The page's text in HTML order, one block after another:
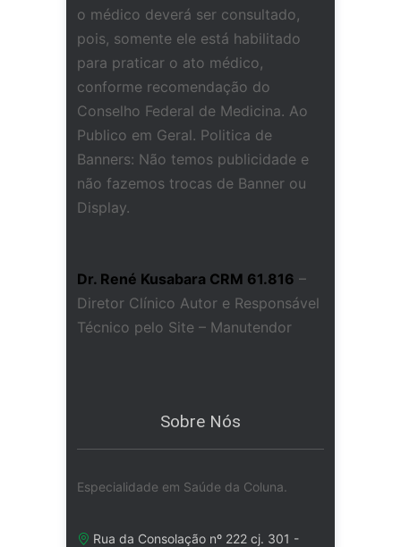
o médico deverá ser consultado,
pois, somente ele está habilitado
para praticar o ato médico,
conforme recomendação do
Conselho Federal de Medicina. Ao
Publico em Geral. Politica de
Banners: Não temos publicidade e
não fazemos trocas de Banner ou
Display.
Dr. René Kusabara CRM 61.816 –
Diretor Clínico Autor e Responsável
Técnico pelo Site – Manutendor
Sobre Nós
Especialidade em Saúde da Coluna.
Rua da Consolação nº 222 cj. 301 -